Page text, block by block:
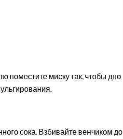
поместите миску так, чтобы дно
сока. Взбивайте венчиком до